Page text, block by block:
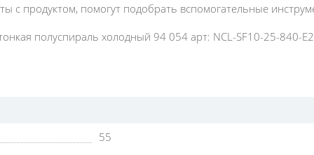
с продуктом, помогут подобрать вспомогательные
полуспираль холодный 94 054 арт: NCL-SF10-25-840-
55